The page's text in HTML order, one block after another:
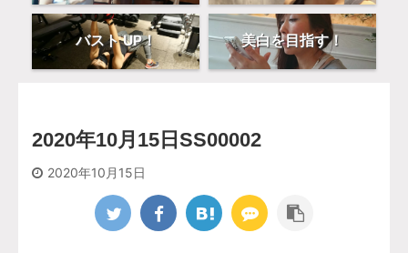
バスト UP！ 美白を目指す！
2020年10月15日SS00002
2020年10月15日